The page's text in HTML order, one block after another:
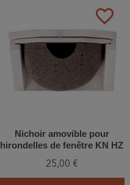
favorite_border
Nichoir amovible pour
hirondelles de fenêtre KN HZ
25,00 €